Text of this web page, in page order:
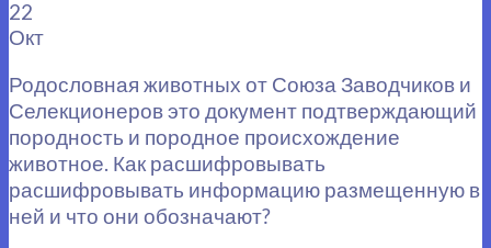
22
Окт
Родословная животных от Союза Заводчиков и
Селекционеров это документ подтверждающий
породность и породное происхождение
животное. Как расшифровывать
расшифровывать информацию размещенную в
ней и что они обозначают?